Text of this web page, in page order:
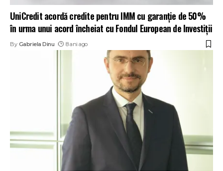
UniCredit acordă credite pentru IMM cu garanție de 50%
în urma unui acord încheiat cu Fondul European de Investiții
By Gabriela Dinu 8 ani ago